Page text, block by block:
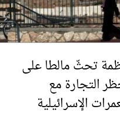
تحثّ مالطا على
التجارة مع
الإسرائيلية